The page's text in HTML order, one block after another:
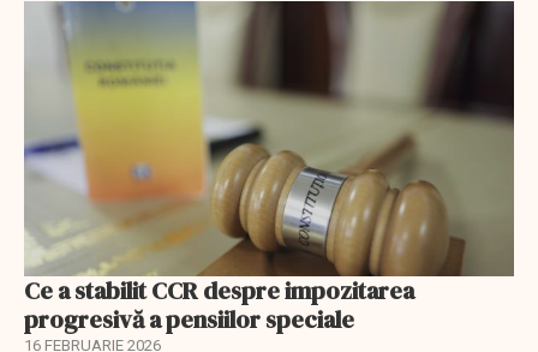
Ce a stabilit CCR despre impozitarea
progresivă a pensiilor speciale
16 FEBRUARIE 2026